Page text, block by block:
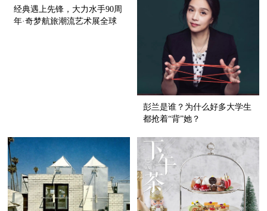
经典遇上先锋，大力水手90周
年·奇梦航旅潮流艺术展全球
彭兰是谁？为什么好多大学生
都抢着“背”她？